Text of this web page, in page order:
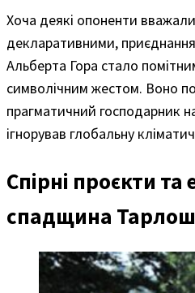
Хоча деякі опоненти
декларативними,
Альберта Гора стало
символічним жестом. Воно
прагматичний господарник
ігнорував глобальну
Спірні проєкти та
спадщина